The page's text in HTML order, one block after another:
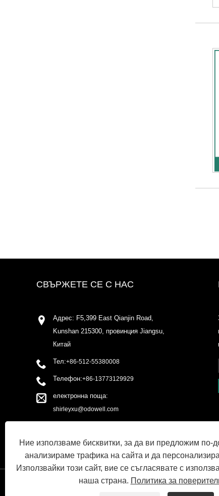
СВЪРЖЕТЕ СЕ С НАС
Адрес: F5,399 East Qianjin Road,
Kunshan 215300, провинция Jiangsu,
Китай
Тел:+86-512-55380008
Телефон:+86-13773129929
електронна поща:
shirleyxu@odowell.com
RSS XML PRIVACY POLICY
Ние използваме бисквитки, за да ви предложим по-
анализираме трафика на сайта и да
Използвайки този сайт, вие се съгласявате с
наша страна. Политика за